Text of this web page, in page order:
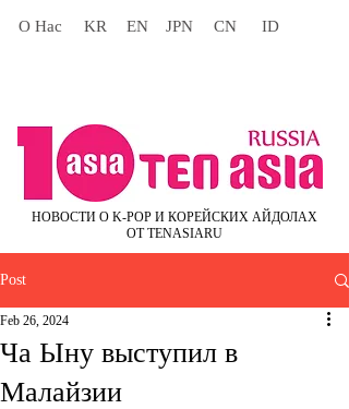
О Нас KR EN JPN CN ID
НОВОСТИ О K-POP И КОРЕЙСКИХ АЙДОЛАХ
ОТ TENASIARU
Post
Ча Ыну выступил в
Малайзии
Feb 26, 2024